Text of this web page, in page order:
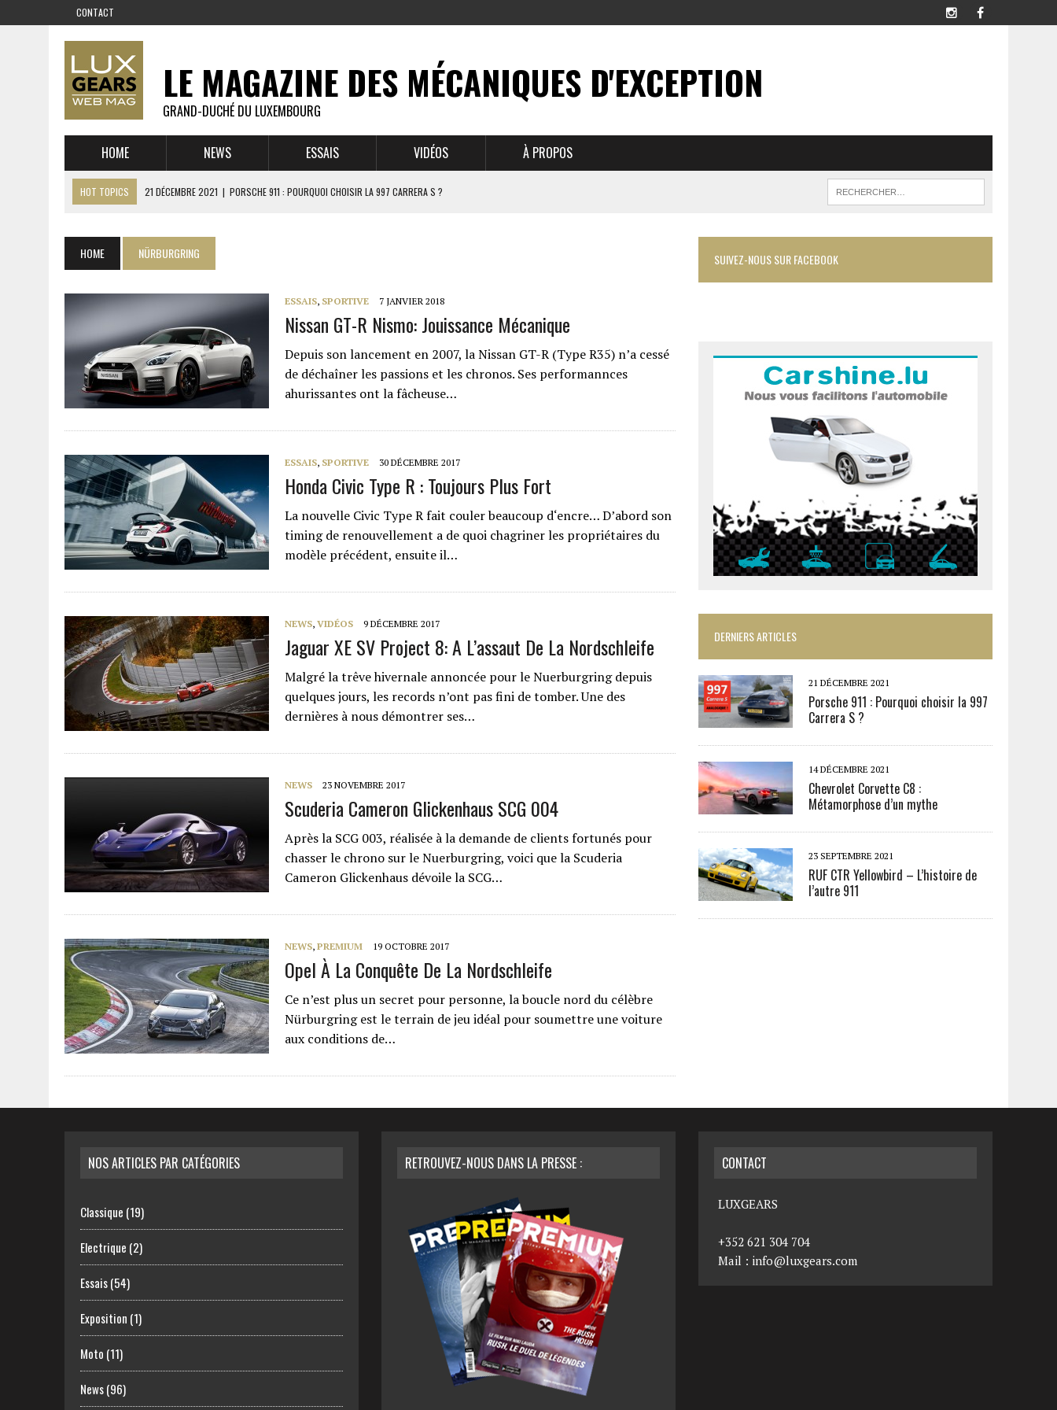
CONTACT
LE MAGAZINE DES MÉCANIQUES D'EXCEPTION
GRAND-DUCHÉ DU LUXEMBOURG
HOME NEWS ESSAIS VIDÉOS À PROPOS
HOT TOPICS 21 DÉCEMBRE 2021 | PORSCHE 911 : POURQUOI CHOISIR LA 997 CARRERA S ?
1 JUIN 2021 | GROUPE 3 : ALPINE A110 1600 S VS PORSCHE 911 2,7 RS
6 AVRIL 2021 | DE L’HUILE SUR LA PISTE – ART CARS
| EXPO MAZDA 100 ANS – AUTOWORLD MUSEUM BRUSSELS
HOME NÜRBURGRING
ESSAIS, SPORTIVE 7 JANVIER 2018
Nissan GT-R Nismo: Jouissance Mécanique
Depuis son lancement en 2007, la Nissan GT-R (Type R35) n’a cessé
de déchaîner les passions et les chronos. Ses performannces
ahurissantes ont la fâcheuse…
ESSAIS, SPORTIVE 30 DÉCEMBRE 2017
Honda Civic Type R : Toujours Plus Fort
La nouvelle Civic Type R fait couler beaucoup d‘encre… D’abord son
timing de renouvellement a de quoi chagriner les propriétaires du
modèle précédent, ensuite il…
NEWS, VIDÉOS 9 DÉCEMBRE 2017
Jaguar XE SV Project 8: A L’assaut De La Nordschleife
Malgré la trêve hivernale annoncée pour le Nuerburgring depuis
quelques jours, les records n’ont pas fini de tomber. Une des
dernières à nous démontrer ses…
NEWS 23 NOVEMBRE 2017
Scuderia Cameron Glickenhaus SCG 004
Après la SCG 003, réalisée à la demande de clients fortunés pour
chasser le chrono sur le Nuerburgring, voici que la Scuderia
Cameron Glickenhaus dévoile la SCG…
NEWS, PREMIUM 19 OCTOBRE 2017
Opel À La Conquête De La Nordschleife
Ce n’est plus un secret pour personne, la boucle nord du célèbre
Nürburgring est le terrain de jeu idéal pour soumettre une voiture
aux conditions de…
SUIVEZ-NOUS SUR FACEBOOK
DERNIERS ARTICLES
21 DÉCEMBRE 2021
Porsche 911 : Pourquoi choisir la 997
Carrera S ?
14 DÉCEMBRE 2021
Chevrolet Corvette C8 :
Métamorphose d’un mythe
23 SEPTEMBRE 2021
RUF CTR Yellowbird – L’histoire de
l’autre 911
NOS ARTICLES PAR CATÉGORIES
Classique (19)
Electrique (2)
Essais(54)
Exposition (1)
Moto (11)
News(96)
RETROUVEZ-NOUS DANS LA PRESSE : CONTACT
LUXGEARS
+352 621 304 704
Mail : info@luxgears.com